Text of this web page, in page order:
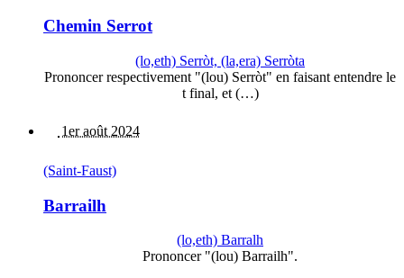
Chemin Serrot
(lo,eth) Serròt, (la,era) Serròta
Prononcer respectivement "(lou) Serròt" en faisant entendre le
t final, et (…)
1er août 2024
(Saint-Faust)
Barrailh
(lo,eth) Barralh
Prononcer "(lou) Barrailh".